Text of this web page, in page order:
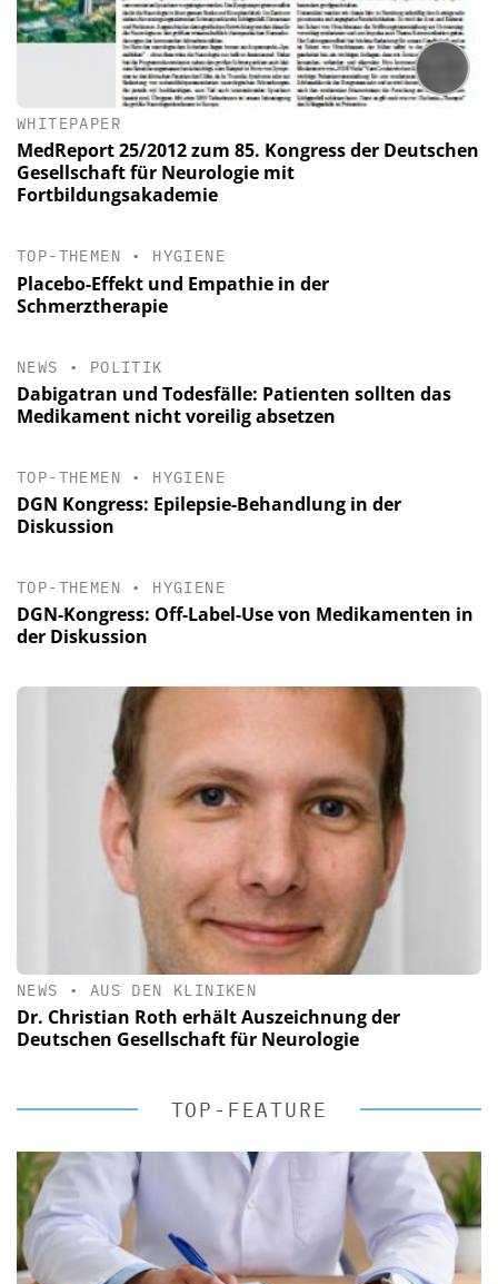
WHITEPAPER
MedReport 25/2012 zum 85. Kongress der Deutschen
Gesellschaft für Neurologie mit
Fortbildungsakademie
TOP-THEMEN • HYGIENE
Placebo-Effekt und Empathie in der
Schmerztherapie
NEWS • POLITIK
Dabigatran und Todesfälle: Patienten sollten das
Medikament nicht voreilig absetzen
TOP-THEMEN • HYGIENE
DGN Kongress: Epilepsie-Behandlung in der
Diskussion
TOP-THEMEN • HYGIENE
DGN-Kongress: Off-Label-Use von Medikamenten in
der Diskussion
NEWS • AUS DEN KLINIKEN
Dr. Christian Roth erhält Auszeichnung der
Deutschen Gesellschaft für Neurologie
TOP-FEATURE